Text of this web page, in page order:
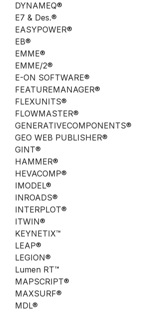
DYNAMEQ®
E7 & Des.®
EASYPOWER®
EB®
EMME®
EMME/2®
E-ON SOFTWARE®
FEATUREMANAGER®
FLEXUNITS®
FLOWMASTER®
GENERATIVECOMPONENTS®
GEO WEB PUBLISHER®
GINT®
HAMMER®
HEVACOMP®
IMODEL®
INROADS®
INTERPLOT®
ITWIN®
KEYNETIX™
LEAP®
LEGION®
Lumen RT™
MAPSCRIPT®
MAXSURF®
MDL®